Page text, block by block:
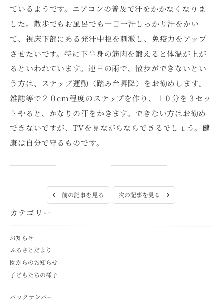
カテゴリー
お知らせ
ふるさとだより
園からのお知らせ
子どもたちの様子
バックナンバー
ているようです。エアコンの普及で汗をかかなくなりま
した。散歩でもお風呂でも一日一汗しっかり汗をかい
て、視床下部にある発汗中枢を刺激し、免疫力をアップ
させたいです。特に下半身の筋肉を鍛えると体温が上が
るといわれています。連日の雨で、散歩ができないとい
う方は、ステップ運動（踏み台昇降）をお勧めします。
雑誌等で２０cm程度のステップを作り、１０分を３セッ
トやると、かなりの汗をかきます。できない方はお勧め
できないですが、TVを見ながらならできるでしょう。健
康は自分で守るものです。
前の記事を見る 次の記事を見る